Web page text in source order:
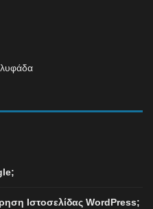
Ιστοσελίδας WordPress;